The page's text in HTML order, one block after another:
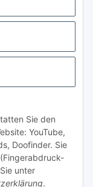
Sie den
YouTube,
Doofinder. Sie
unter
.